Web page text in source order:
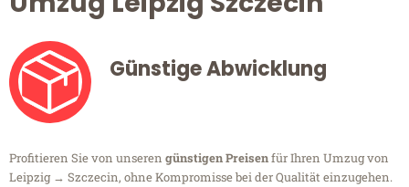
Günstige Abwicklung
Profitieren Sie von unseren günstigen Preisenfür Ihren Umzug von
Leipzig → Szczecin, ohne Kompromisse bei der Qualität einzugehen.